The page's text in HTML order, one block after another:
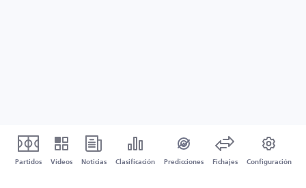
Partidos Vídeos Noticias Clasificación Predicciones Fichajes Configuración